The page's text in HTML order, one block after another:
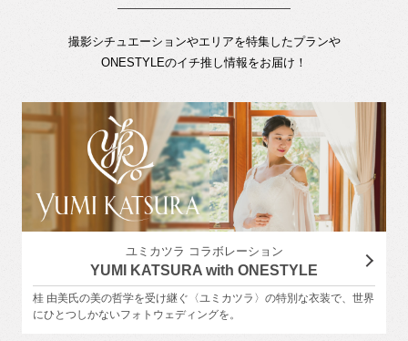
撮影シチュエーションやエリアを特集したプランや
ONESTYLEのイチ推し情報をお届け！
ユミカツラ コラボレーション
YUMI KATSURA with ONESTYLE
桂 由美氏の美の哲学を受け継ぐ〈ユミカツラ〉の特別な衣装で、世界
にひとつしかないフォトウェディングを。